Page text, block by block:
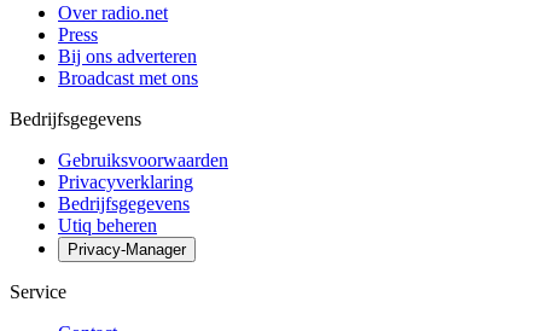
Over radio.net
Press
Bij ons adverteren
Broadcast met ons
Bedrijfsgegevens
Gebruiksvoorwaarden
Privacyverklaring
Bedrijfsgegevens
Utiq beheren
Privacy-Manager
Service